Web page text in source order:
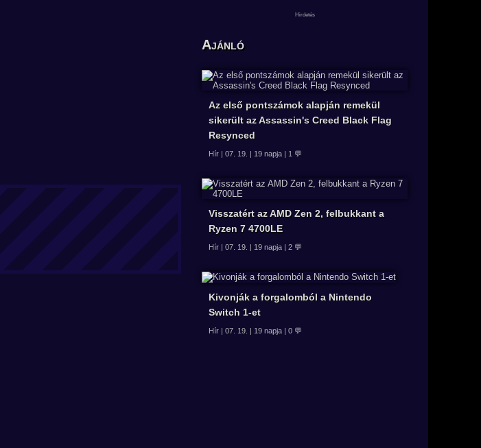
Ajánló
Az első pontszámok alapján remekül
sikerült az Assassin's Creed Black Flag
Resynced
Hír | 07. 19. | 19 napja | 1 💬
Visszatért az AMD Zen 2, felbukkant a
Ryzen 7 4700LE
Hír | 07. 19. | 19 napja | 2 💬
Kivonják a forgalomból a Nintendo
Switch 1-et
Hír | 07. 19. | 19 napja | 0 💬